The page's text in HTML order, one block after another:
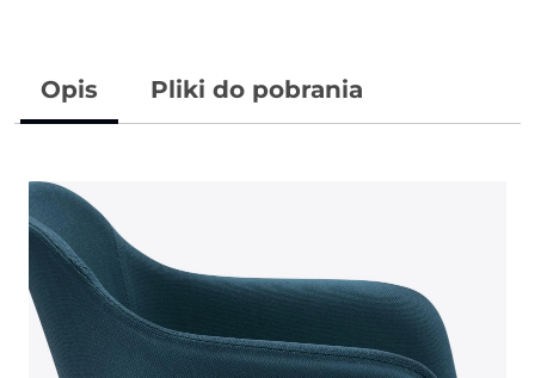
Opis Pliki do pobrania